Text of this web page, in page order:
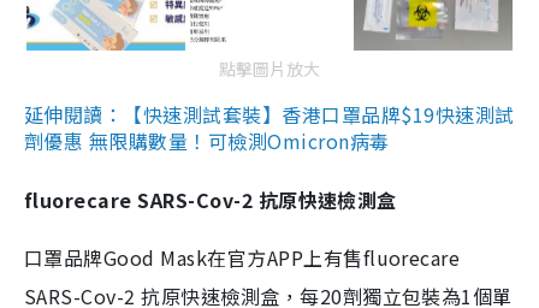
點擊圖片放大
延伸閱讀：【快速測試套裝】香港口罩品牌$19快速測試
劑優惠 無限購數量！可檢測Omicron病毒
fluorecare SARS-Cov-2 抗原快速檢測盒
口罩品牌Good Mask在官方APP上有售fluorecare
SARS-Cov-2 抗原快速檢測盒，每20劑獨立包裝為1個單